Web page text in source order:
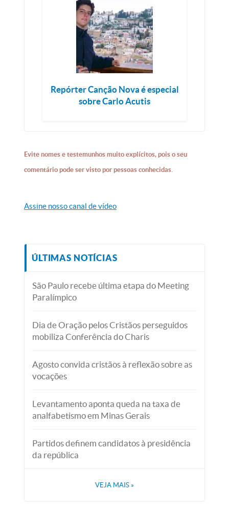
Repórter Canção Nova é especial
sobre Carlo Acutis
Evite nomes e testemunhos muito explícitos, pois o seu
comentário pode ser visto por pessoas conhecidas.
Assine nosso canal de vídeo
ÚLTIMAS NOTÍCIAS
São Paulo recebe última etapa do Meeting
Paralímpico
Dia de Oração pelos Cristãos perseguidos
mobiliza Conferência do Charis
Agosto convida cristãos à reflexão sobre as
vocações
Levantamento aponta queda na taxa de
analfabetismo em Minas Gerais
Partidos definem candidatos à presidência
da república
VEJA MAIS »